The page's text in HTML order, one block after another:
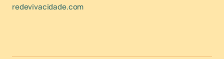
redevivacidade.com